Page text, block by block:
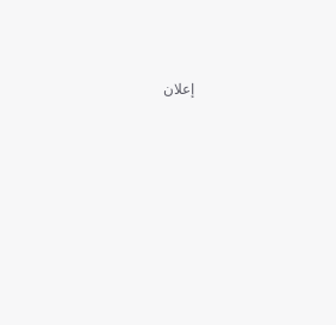
إعلان